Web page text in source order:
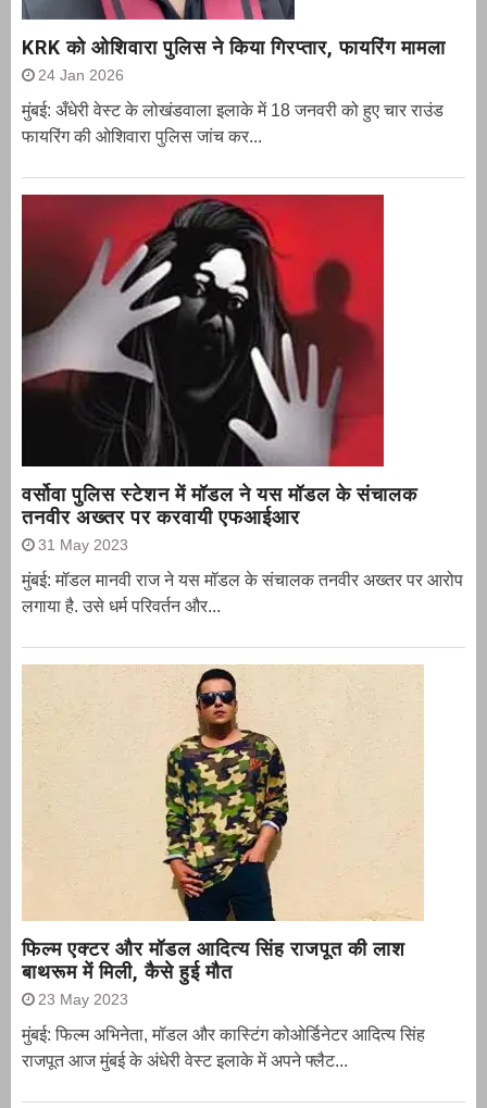
KRK को ओशिवारा पुलिस ने किया गिरप्तार, फायरिंग मामला
24 Jan 2026
मुंबई: अँधेरी वेस्ट के लोखंडवाला इलाके में 18 जनवरी को हुए चार राउंड
फायरिंग की ओशिवारा पुलिस जांच कर...
वर्सोवा पुलिस स्टेशन में मॉडल ने यस मॉडल के संचालक
तनवीर अख्तर पर करवायी एफआईआर
31 May 2023
मुंबई: मॉडल मानवी राज ने यस मॉडल के संचालक तनवीर अख्तर पर आरोप
लगाया है. उसे धर्म परिवर्तन और...
फिल्म एक्टर और मॉडल आदित्य सिंह राजपूत की लाश
बाथरूम में मिली, कैसे हुई मौत
23 May 2023
मुंबई: फिल्म अभिनेता, मॉडल और कास्टिंग कोओर्डिनेटर आदित्य सिंह
राजपूत आज मुंबई के अंधेरी वेस्ट इलाके में अपने फ्लैट...